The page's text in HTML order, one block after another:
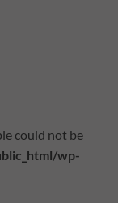
could not be
wp-